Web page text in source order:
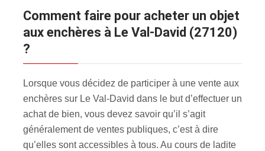
Comment faire pour acheter un objet
aux enchères à Le Val-David (27120)
?
Lorsque vous décidez de participer à une vente aux
enchères sur Le Val-David dans le but d’effectuer un
achat de bien, vous devez savoir qu’il s’agit
généralement de ventes publiques, c’est à dire
qu’elles sont accessibles à tous. Au cours de ladite